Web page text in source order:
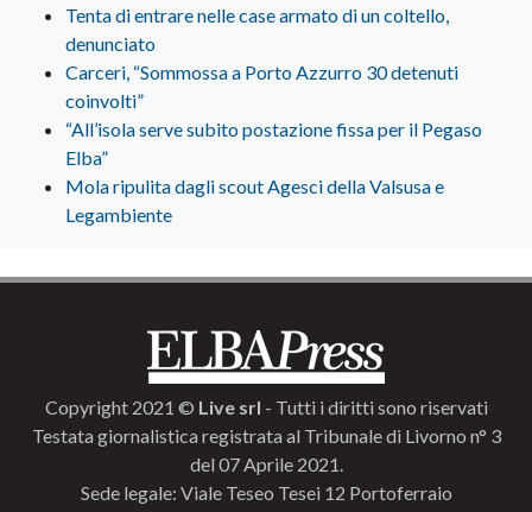
Tenta di entrare nelle case armato di un coltello,
denunciato
Carceri, “Sommossa a Porto Azzurro 30 detenuti
coinvolti”
“All’isola serve subito postazione fissa per il Pegaso
Elba”
Mola ripulita dagli scout Agesci della Valsusa e
Legambiente
Copyright 2021 © Live srl - Tutti i diritti sono riservati
Testata giornalistica registrata al Tribunale di Livorno n° 3
del 07 Aprile 2021.
Sede legale: Viale Teseo Tesei 12 Portoferraio